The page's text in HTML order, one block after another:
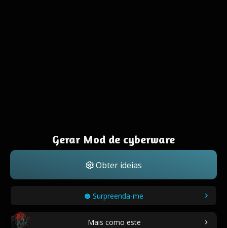
Gerar Mod de cyberware
Obter ideias
Surpreenda-me
Mais como este